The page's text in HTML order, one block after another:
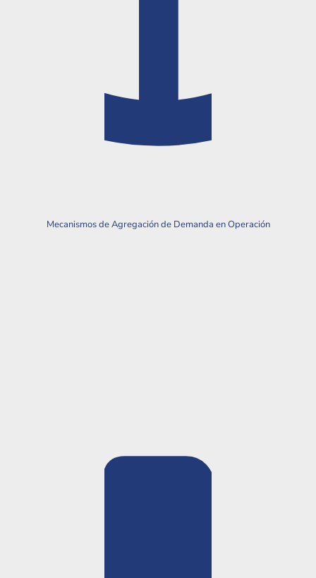
Mecanismos de Agregación de Demanda en Operación